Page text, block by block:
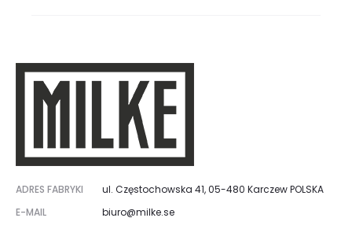
ADRES FABRYKI
ul. Częstochowska 41, 05-480 Karczew POLSKA
E-MAIL
biuro@milke.se